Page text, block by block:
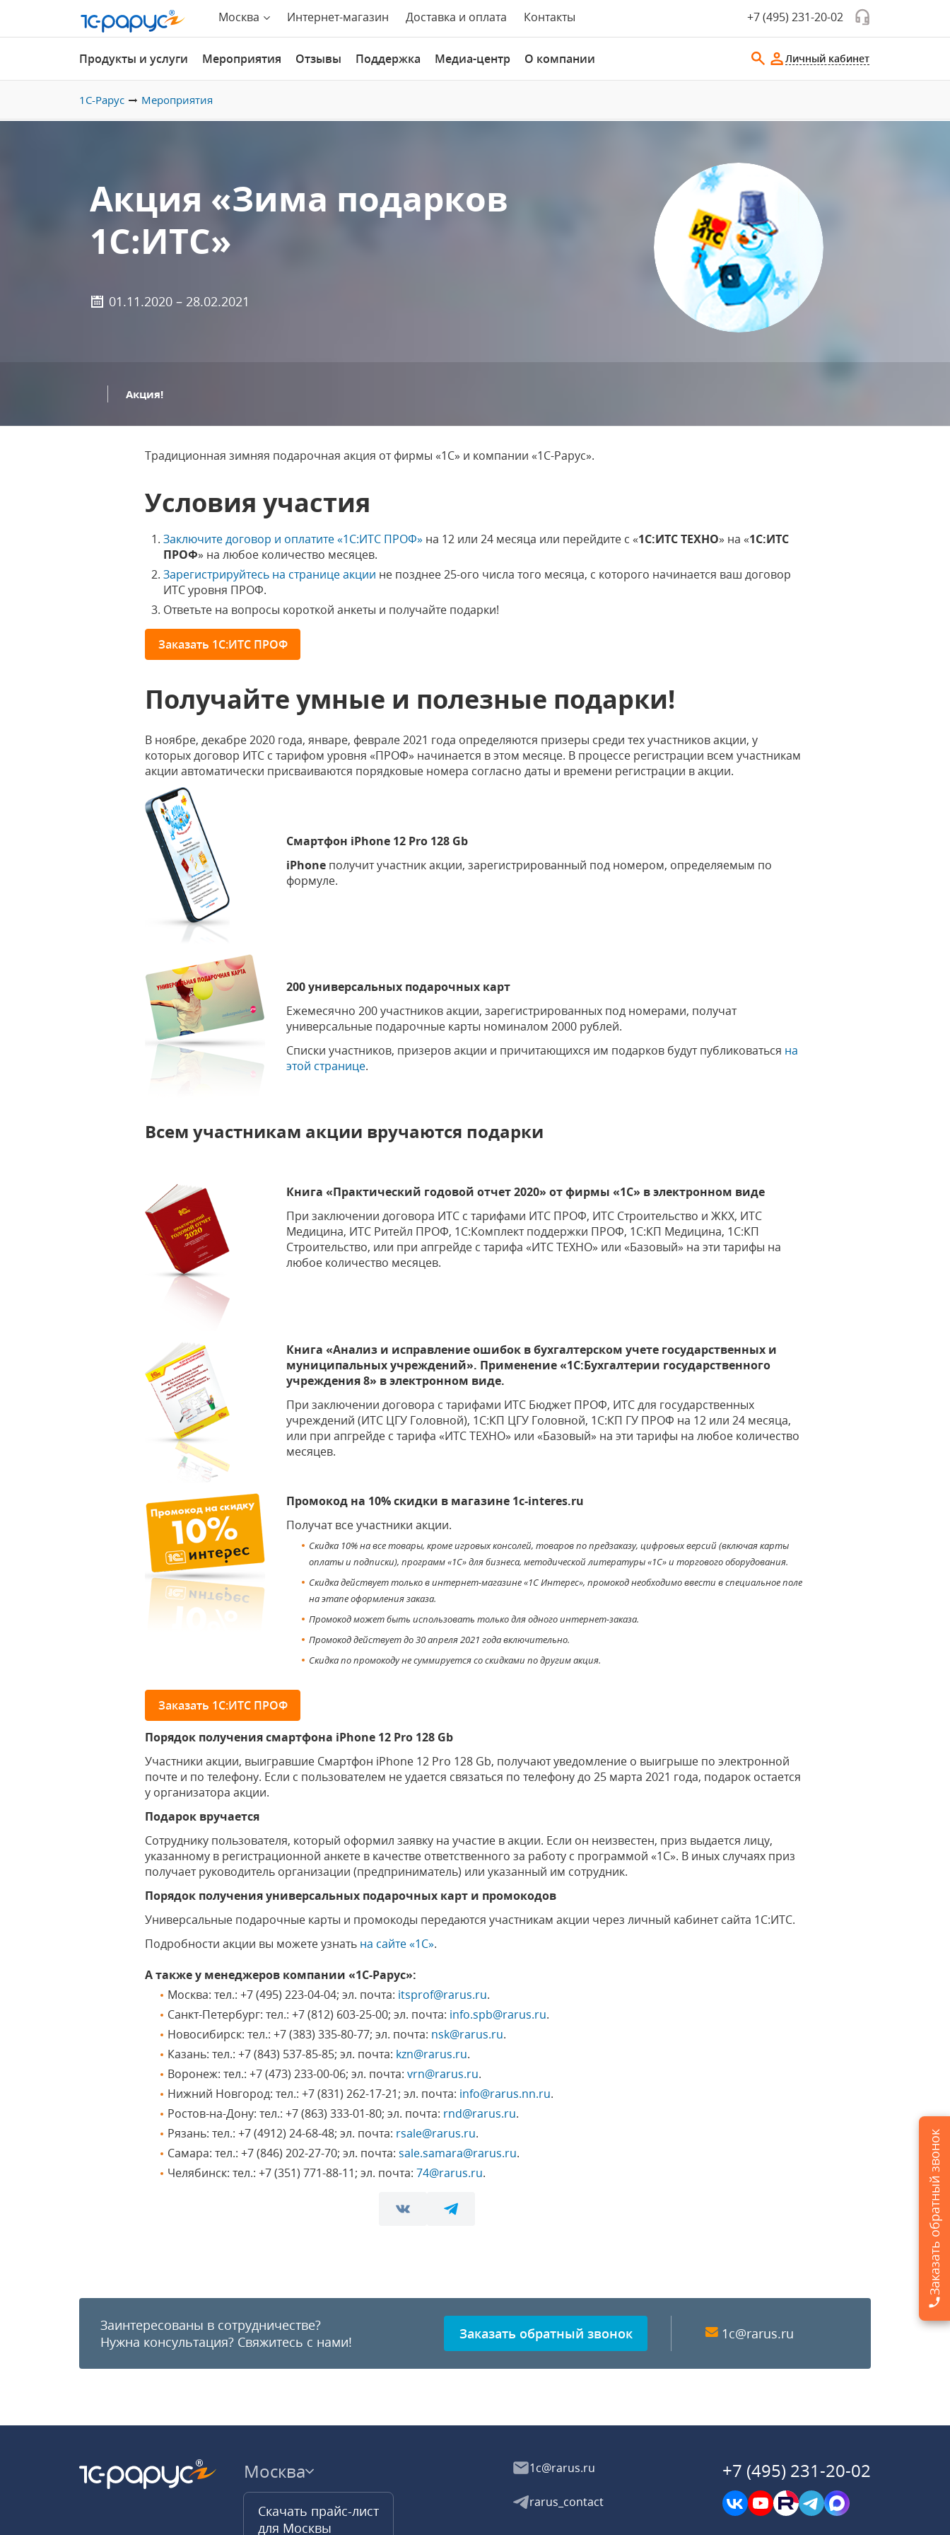
Москва Интернет-магазин Доставка и оплата Контакты +7 (495) 231-20-02
Продукты и услуги Мероприятия Отзывы Поддержка Медиа-центр О компании Личный кабинет
1С-Рарус Мероприятия
Акция «Зима подарков
1С:ИТС»
01.11.2020 – 28.02.2021
Акция!
Традиционная зимняя подарочная акция от фирмы «1С» и компании «1С-Рарус».
Условия участия
Заключите договор и оплатите «1С:ИТС ПРОФ» на 12 или 24 месяца или перейдите с «1С:ИТС ТЕХНО» на «1С:ИТС
ПРОФ» на любое количество месяцев.
Зарегистрируйтесь на странице акции не позднее 25-ого числа того месяца, с которого начинается ваш договор
ИТС уровня ПРОФ.
Ответьте на вопросы короткой анкеты и получайте подарки!
Заказать 1С:ИТС ПРОФ
Получайте умные и полезные подарки!
В ноябре, декабре 2020 года, январе, феврале 2021 года определяются призеры среди тех участников акции, у
которых договор ИТС с тарифом уровня «ПРОФ» начинается в этом месяце. В процессе регистрации всем участникам
акции автоматически присваиваются порядковые номера согласно даты и времени регистрации в акции.
Смартфон iPhone 12 Pro 128 Gb
iPhone получит участник акции, зарегистрированный под номером, определяемым по
формуле.
200 универсальных подарочных карт
Ежемесячно 200 участников акции, зарегистрированных под номерами, получат
универсальные подарочные карты номиналом 2000 рублей.
Списки участников, призеров акции и причитающихся им подарков будут публиковаться на
этой странице.
Всем участникам акции вручаются подарки
Книга «Практический годовой отчет 2020» от фирмы «1С» в электронном виде
При заключении договора ИТС с тарифами ИТС ПРОФ, ИТС Строительство и ЖКХ, ИТС
Медицина, ИТС Ритейл ПРОФ, 1С:Комплект поддержки ПРОФ, 1С:КП Медицина, 1С:КП
Строительство, или при апгрейде с тарифа «ИТС ТЕХНО» или «Базовый» на эти тарифы на
любое количество месяцев.
Книга «Анализ и исправление ошибок в бухгалтерском учете государственных и
муниципальных учреждений». Применение «1С:Бухгалтерии государственного
учреждения 8» в электронном виде.
При заключении договора с тарифами ИТС Бюджет ПРОФ, ИТС для государственных
учреждений (ИТС ЦГУ Головной), 1С:КП ЦГУ Головной, 1С:КП ГУ ПРОФ на 12 или 24 месяца,
или при апгрейде с тарифа «ИТС ТЕХНО» или «Базовый» на эти тарифы на любое количество
месяцев.
Промокод на 10% скидки в магазине 1c-interes.ru
Получат все участники акции.
Скидка 10% на все товары, кроме игровых консолей, товаров по предзаказу, цифровых версий (включая карты
оплаты и подписки), программ «1С» для бизнеса, методической литературы «1С» и торгового оборудования.
Скидка действует только в интернет-магазине «1С Интерес», промокод необходимо ввести в специальное поле
на этапе оформления заказа.
Промокод может быть использовать только для одного интернет-заказа.
Промокод действует до 30 апреля 2021 года включительно.
Скидка по промокоду не суммируется со скидками по другим акция.
Заказать 1С:ИТС ПРОФ
Порядок получения смартфона iPhone 12 Pro 128 Gb
Участники акции, выигравшие Смартфон iPhone 12 Pro 128 Gb, получают уведомление о выигрыше по электронной
почте и по телефону. Если с пользователем не удается связаться по телефону до 25 марта 2021 года, подарок остается
у организатора акции.
Подарок вручается
Сотруднику пользователя, который оформил заявку на участие в акции. Если он неизвестен, приз выдается лицу,
указанному в регистрационной анкете в качестве ответственного за работу с программой «1С». В иных случаях приз
получает руководитель организации (предприниматель) или указанный им сотрудник.
Порядок получения универсальных подарочных карт и промокодов
Универсальные подарочные карты и промокоды передаются участникам акции через личный кабинет сайта 1С:ИТС.
Подробности акции вы можете узнать на сайте «1С».
А также у менеджеров компании «1С-Рарус»:
Москва: тел.: +7 (495) 223-04-04; эл. почта: itsprof@rarus.ru.
Санкт-Петербург: тел.: +7 (812) 603-25-00; эл. почта: info.spb@rarus.ru.
Новосибирск: тел.: +7 (383) 335-80-77; эл. почта: nsk@rarus.ru.
Казань: тел.: +7 (843) 537-85-85; эл. почта: kzn@rarus.ru.
Воронеж: тел.: +7 (473) 233-00-06; эл. почта:vrn@rarus.ru.
Нижний Новгород: тел.: +7 (831) 262-17-21; эл. почта: info@rarus.nn.ru.
Ростов-на-Дону: тел.: +7 (863) 333-01-80; эл. почта: rnd@rarus.ru.
Рязань: тел.: +7 (4912) 24-68-48; эл. почта: rsale@rarus.ru.
Самара: тел.: +7 (846) 202-27-70; эл. почта:sale.samara@rarus.ru.
Челябинск: тел.: +7 (351) 771-88-11; эл. почта:74@rarus.ru.
Заинтересованы в сотрудничестве?
Нужна консультация? Свяжитесь с нами! Заказать обратный звонок 1c@rarus.ru
Москва
Скачать прайс-лист
для Москвы
1c@rarus.ru
rarus_contact
+7 (495) 231-20-02
Заказать обратный звонок